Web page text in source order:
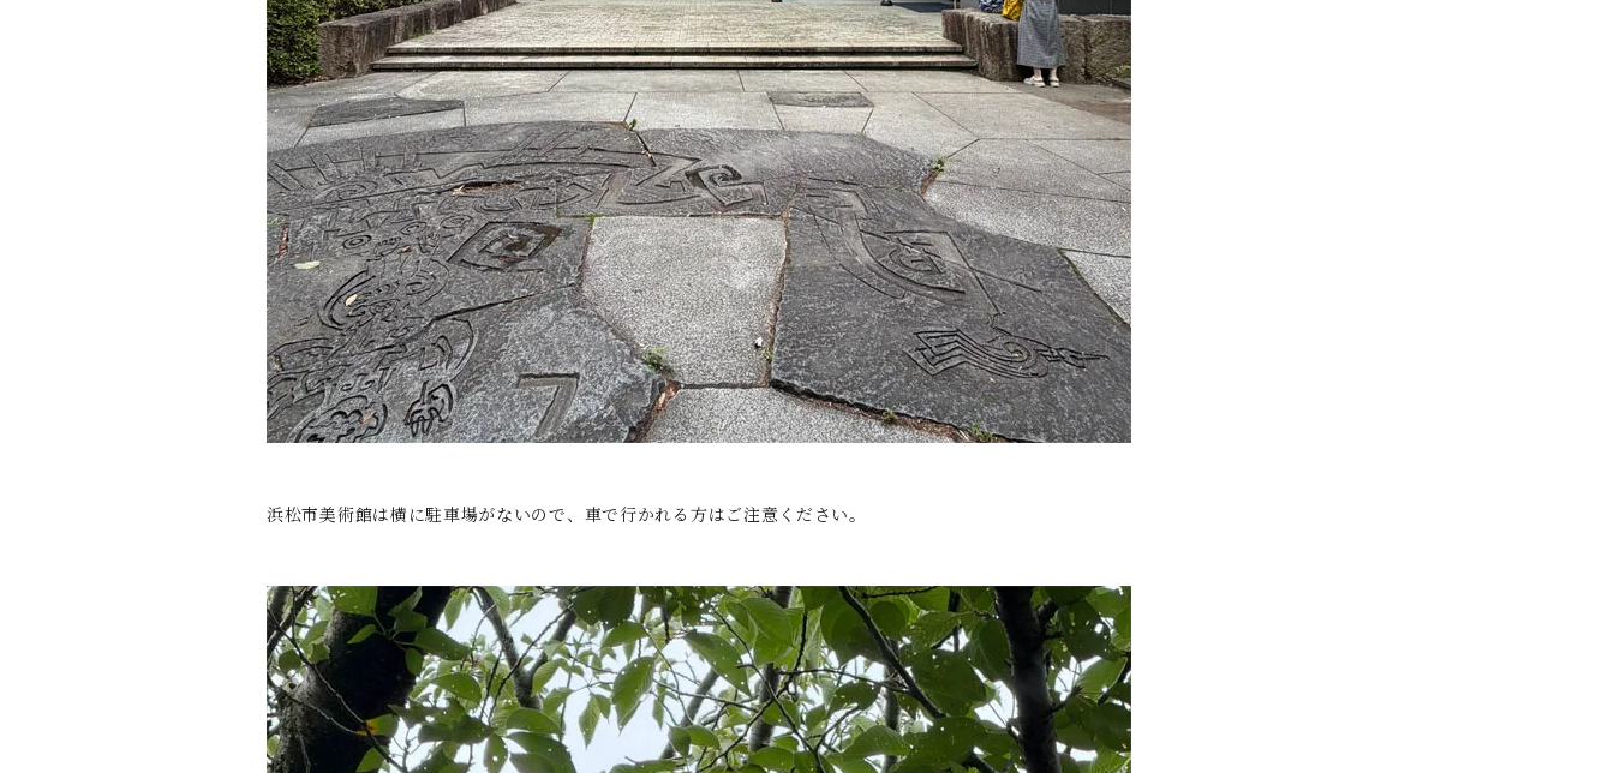
浜松市美術館は横に駐車場がないので、車で行かれる方はご注意ください。